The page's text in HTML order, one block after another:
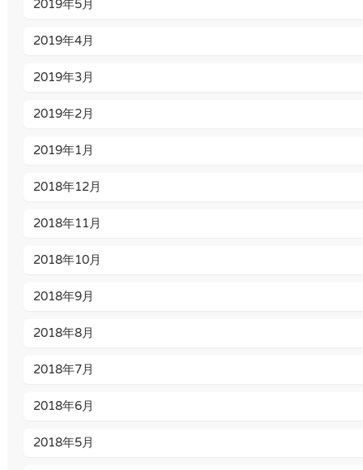
2019年5月
2019年4月
2019年3月
2019年2月
2019年1月
2018年12月
2018年11月
2018年10月
2018年9月
2018年8月
2018年7月
2018年6月
2018年5月